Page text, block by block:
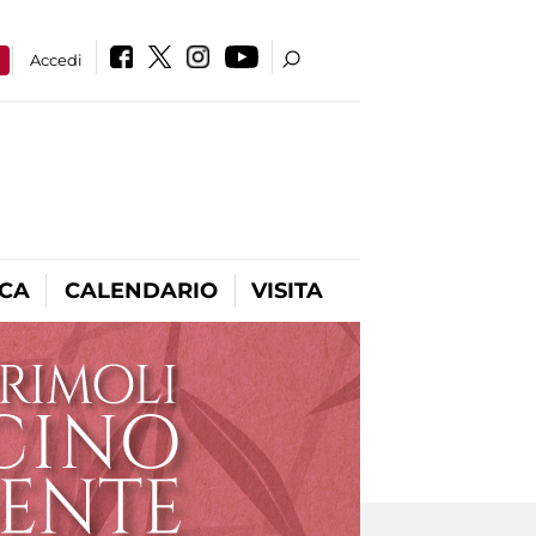
Accedi
CALENDARIO VISITA